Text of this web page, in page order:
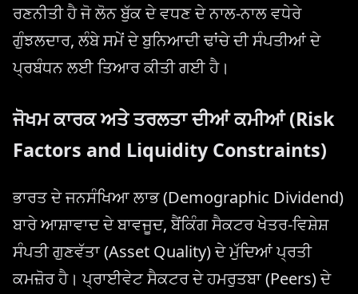
ਰਣਨੀਤੀ ਹੈ ਜੋ ਲੋਨ ਬੁੱਕ ਦੇ ਵਧਣ ਦੇ ਨਾਲ-ਨਾਲ ਵਧੇਰੇ
ਗੁੰਝਲਦਾਰ, ਲੰਬੇ ਸਮੇਂ ਦੇ ਬੁਨਿਆਦੀ ਢਾਂਚੇ ਦੀ ਸੰਪਤੀਆਂ ਦੇ
ਪ੍ਰਬੰਧਨ ਲਈ ਤਿਆਰ ਕੀਤੀ ਗਈ ਹੈ।
ਜੋਖਮ ਕਾਰਕ ਅਤੇ ਤਰਲਤਾ ਦੀਆਂ ਕਮੀਆਂ (Risk
Factors and Liquidity Constraints)
ਭਾਰਤ ਦੇ ਜਨਸੰਖਿਆ ਲਾਭ (Demographic Dividend)
ਬਾਰੇ ਆਸ਼ਾਵਾਦ ਦੇ ਬਾਵਜੂਦ, ਬੈਂਕਿੰਗ ਸੈਕਟਰ ਖੇਤਰ-ਵਿਸ਼ੇਸ਼
ਸੰਪਤੀ ਗੁਣਵੱਤਾ (Asset Quality) ਦੇ ਮੁੱਦਿਆਂ ਪ੍ਰਤੀ
ਕਮਜ਼ੋਰ ਹੈ। ਪ੍ਰਾਈਵੇਟ ਸੈਕਟਰ ਦੇ ਹਮਰੁਤਬਾ (Peers) ਦੇ